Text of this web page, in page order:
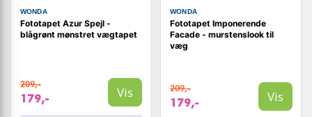
WONDA
Fototapet Azur Spejl -
blågrønt mønstret vægtapet
209,-
179,- Vis
WONDA
Fototapet Imponerende
Facade - murstenslook til
væg
209,-
179,- Vis